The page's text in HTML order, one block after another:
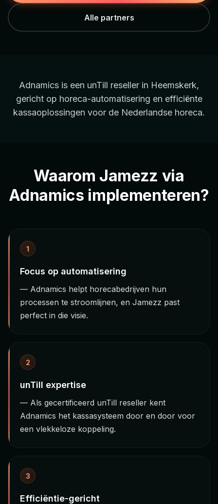
Alle partners
Adnamics is een unTill reseller in Heemskerk,
gericht op horeca-automatisering en efficiënte
kassaoplossingen voor de Nederlandse horeca.
Waarom Jamezz via
Adnamics implementeren?
1
Focus op automatisering
— Adnamics helpt horecabedrijven hun
processen te stroomlijnen, en Jamezz past
perfect in die visie.
2
unTill expertise
— Als gecertificeerd unTill reseller kent
Adnamics het kassasysteem door en door voor
een vlekkeloze koppeling.
3
Efficiëntie-gericht